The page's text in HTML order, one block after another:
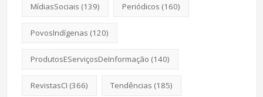
MídiasSociais (139) Periódicos (160)
PovosIndígenas (120)
ProdutosEServiçosDeInformação (140)
RevistasCI (366) Tendências (185)